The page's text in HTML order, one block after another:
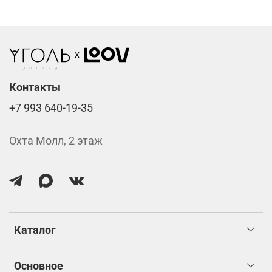
Каталог
Основное
Контакты
+7 993 640-19-35
Охта Молл, 2 этаж